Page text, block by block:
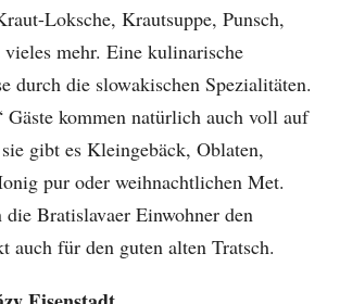
Loksche, Krautsuppe, Punsch,
mehr. Eine kulinarische
durch die slowakischen Spezialitäten.
Gäste kommen natürlich auch voll auf
gibt es Kleingebäck, Oblaten,
pur oder weihnachtlichen Met.
Bratislavaer Einwohner den
auch für den guten alten Tratsch.